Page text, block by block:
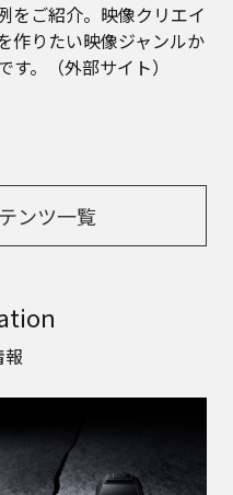
をご紹介。映像クリエイ
作りたい映像ジャンルか
。（外部サイト）
ンツ一覧
報